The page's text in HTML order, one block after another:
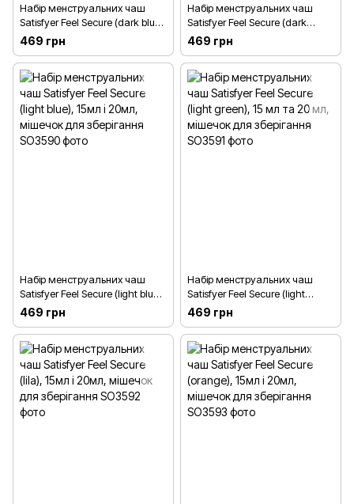
Набір менструальних чаш
Satisfyer Feel Secure (dark blue),
15мл і 20мл, мішечок для
зберігання
469 грн
Набір менструальних чаш
Satisfyer Feel Secure (dark
green), 15мл і 20мл, мішечок
для зберігання
469 грн
Набір менструальних чаш
Satisfyer Feel Secure (light blue),
15мл і 20мл, мішечок для
зберігання
469 грн
Набір менструальних чаш
Satisfyer Feel Secure (light
green), 15 мл та 20 мл,
мішечок для зберігання
469 грн